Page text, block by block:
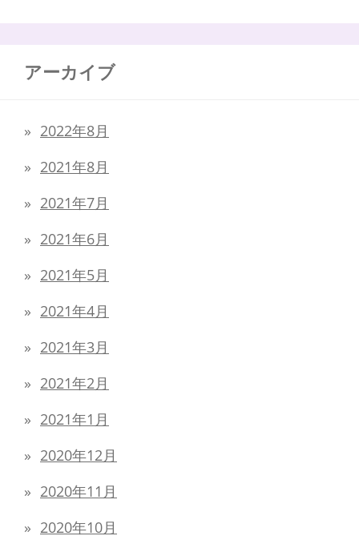
アーカイブ
2022年8月
2021年8月
2021年7月
2021年6月
2021年5月
2021年4月
2021年3月
2021年2月
2021年1月
2020年12月
2020年11月
2020年10月